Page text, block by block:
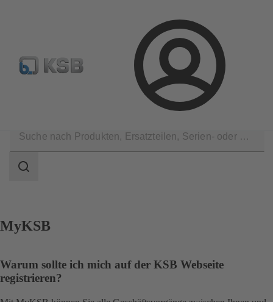
Login
Pumpen & Armaturen finden Produkt konfigurieren
Suchbereich
MyKSB
Warum sollte ich mich auf der KSB Webseite
registrieren?